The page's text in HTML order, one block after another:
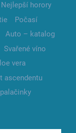
Nejlepší horory
Počasí
Auto – katalog
Svařené víno
vera
ascendentu